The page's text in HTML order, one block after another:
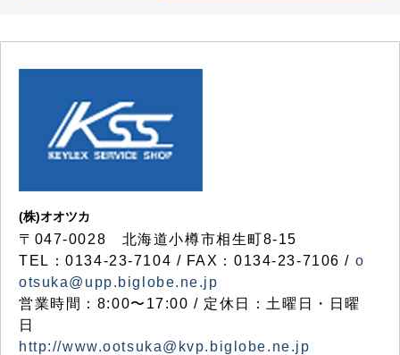
(株)オオツカ
〒047-0028 北海道小樽市相生町8-15
TEL：0134-23-7104 / FAX：0134-23-7106 / o
otsuka@upp.biglobe.ne.jp
営業時間：8:00〜17:00 / 定休日：土曜日・日曜
日
http://www.ootsuka@kvp.biglobe.ne.jp